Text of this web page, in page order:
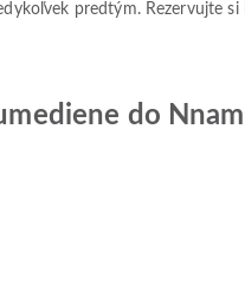
predtým. Rezervujte
do